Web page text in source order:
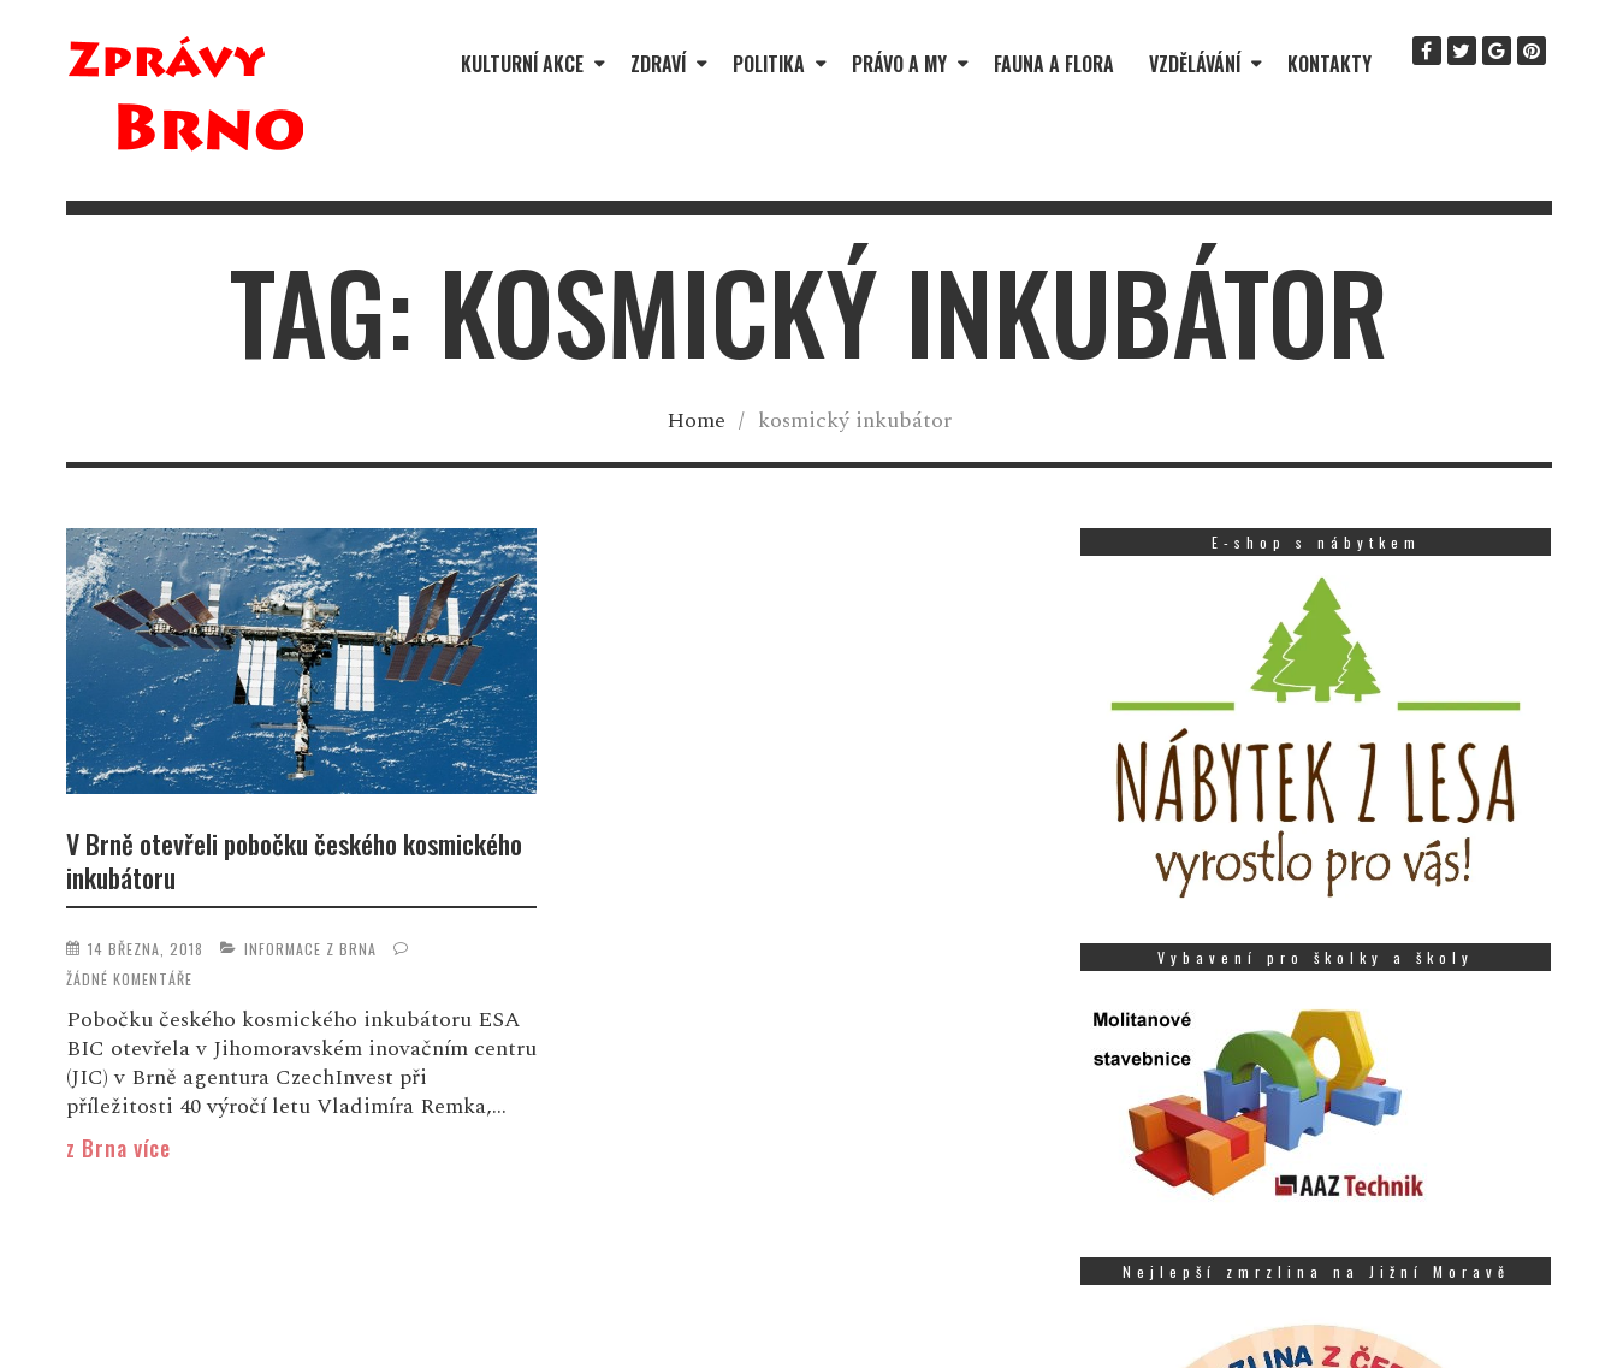
KULTURNÍ AKCE ZDRAVÍ POLITIKA PRÁVO A MY FAUNA A FLORA VZDĚLÁVÁNÍ KONTAKTY
TAG: KOSMICKÝ INKUBÁTOR
Home / kosmický inkubátor
V Brně otevřeli pobočku českého kosmického
inkubátoru
14 BŘEZNA, 2018
INFORMACE Z BRNA
ŽÁDNÉ KOMENTÁŘE
Pobočku českého kosmického inkubátoru ESA
BIC otevřela v Jihomoravském inovačním centru
(JIC) v Brně agentura CzechInvest při
příležitosti 40 výročí letu Vladimíra Remka,...
z Brna více
E-shop s nábytkem
Vybavení pro školky a školy
Nejlepší zmrzlina na Jižní Moravě